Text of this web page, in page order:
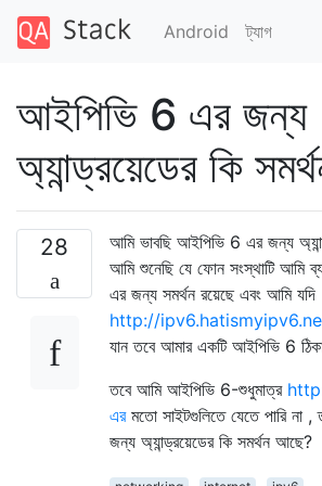
Android ট্যাগ
আইপিভি 6 এর জন্য
অ্যান্ড্রয়েডের কি
28
আমি ভাবছি আইপিভি 6 এর জন্য
আমি শুনেছি যে ফোন সংস্থাটি আমি
এর জন্য সমর্থন রয়েছে এবং আমি যদি
http://
যান তবে আমার একটি আইপিভি 6
তবে আমি আইপিভি 6-শুধুমাত্র
এরমতো সাইটগুলিতে যেতে পারি না
জন্য অ্যান্ড্রয়েডের কি সমর্থন আছে?